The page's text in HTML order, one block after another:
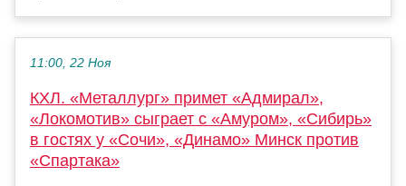
11:00, 22 Ноя
КХЛ. «Металлург» примет «Адмирал»,
«Локомотив» сыграет с «Амуром», «Сибирь»
в гостях у «Сочи», «Динамо» Минск против
«Спартака»